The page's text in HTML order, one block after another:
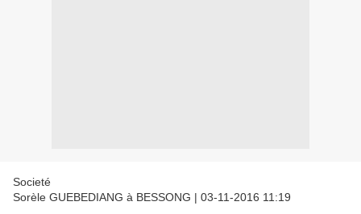
Societé
Sorèle GUEBEDIANG à BESSONG | 03-11-2016 11:19